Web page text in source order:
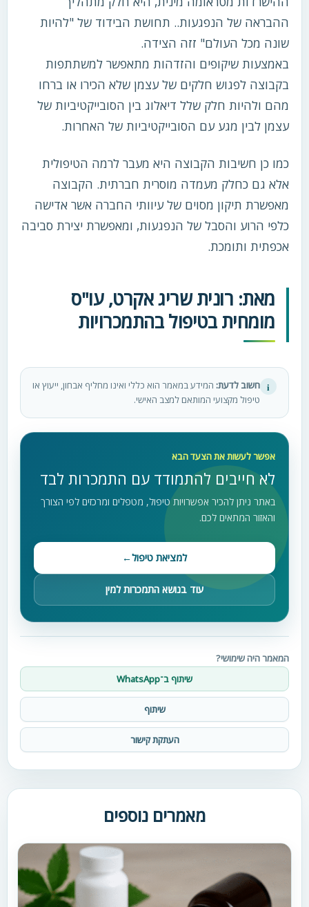
ההבראה של הנפגעות.. תחושת הבידוד של "להיות
שונה מכל העולם" זזה הצידה.
באמצעות שיקופים והזדהות מתאפשר למשתתפות
בקבוצה לפגוש חלקים של עצמן שלא הכירו או ברחו
מהם ולהיות חלק שלל דיאלוג בין הסובייקטיביות של
עצמן לבין מגע עם הסובייקטיביות של האחרות.
כמו כן חשיבות הקבוצה היא מעבר לרמה הטיפולית
אלא גם כחלק מעמדה מוסרית חברתית. הקבוצה
מאפשרת תיקון מסוים של עיוותי החברה אשר אדישה
כלפי הרוע והסבל של הנפגעות, ומאפשרת יצירת סביבה
אכפתית ותומכת.
מאת: רונית שריג אקרט, עו"ס
מומחית בטיפול בהתמכרויות
i חשוב לדעת: המידע במאמר הוא כללי ואינו מחליף אבחון, ייעוץ או
טיפול מקצועי המותאם למצב האישי.
אפשר לעשות את הצעד הבא
לא חייבים להתמודד עם התמכרות לבד
באתר ניתן להכיר אפשרויות טיפול, מטפלים ומרכזים לפי הצורך
והאזור המתאים לכם.
למציאת טיפול←
עוד בנושא התמכרות למין
המאמר היה שימושי?
שיתוף ב־WhatsApp
שיתוף
העתקת קישור
מאמרים נוספים